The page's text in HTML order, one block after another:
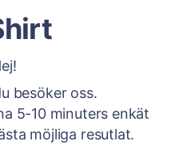
besöker oss.
5-10 minuters enkät
möjliga resutlat.